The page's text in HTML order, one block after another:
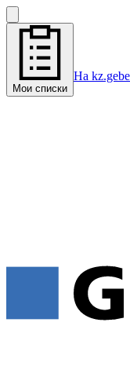
Мои списки
На